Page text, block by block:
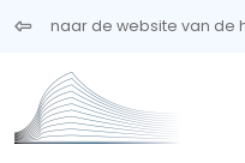
Overslaan en naar de
naar de website van de